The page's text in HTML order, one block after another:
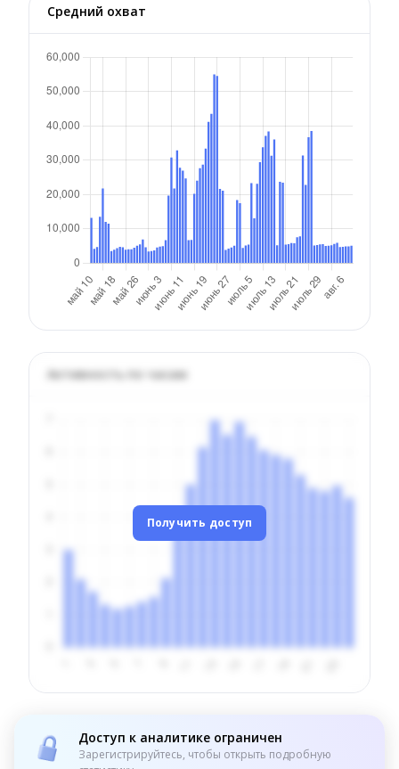
Средний охват
Активность по часам
Получить доступ
Доступ к аналитике ограничен
Зарегистрируйтесь, чтобы открыть подробную